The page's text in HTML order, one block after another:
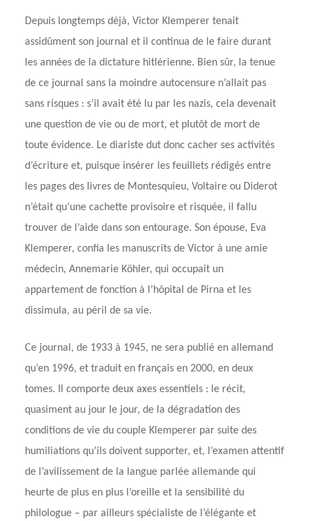
Depuis longtemps déjà, Victor Klemperer tenait
assidûment son journal et il continua de le faire durant
les années de la dictature hitlérienne. Bien sûr, la tenue
de ce journal sans la moindre autocensure n’allait pas
sans risques : s’il avait été lu par les nazis, cela devenait
une question de vie ou de mort, et plutôt de mort de
toute évidence. Le diariste dut donc cacher ses activités
d’écriture et, puisque insérer les feuillets rédigés entre
les pages des livres de Montesquieu, Voltaire ou Diderot
n’était qu’une cachette provisoire et risquée, il fallu
trouver de l’aide dans son entourage. Son épouse, Eva
Klemperer, confia les manuscrits de Victor à une amie
médecin, Annemarie Köhler, qui occupait un
appartement de fonction à l’hôpital de Pirna et les
dissimula, au péril de sa vie.
Ce journal, de 1933 à 1945, ne sera publié en allemand
qu’en 1996, et traduit en français en 2000, en deux
tomes. Il comporte deux axes essentiels : le récit,
quasiment au jour le jour, de la dégradation des
conditions de vie du couple Klemperer par suite des
humiliations qu’ils doivent supporter, et, l’examen attentif
de l’avilissement de la langue parlée allemande qui
heurte de plus en plus l’oreille et la sensibilité du
philologue – par ailleurs spécialiste de l’élégante et